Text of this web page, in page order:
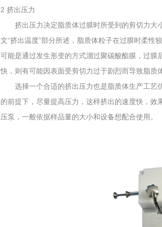
2 挤出压力
挤出压力决定脂质体过膜时所受到的剪切力
文“挤出温度”部分所述，脂质体粒子在过膜时柔
可能是通过发生形变的方式溜过聚碳酸酯膜，过
快，则有可能因表面受剪切力过于剧烈而导致脂质
选择一个合适的挤出压力也是脂质体生产工艺
的前提下，尽量提高压力，这样挤出的速度快，
压泵，一般依据样品量的大小和设备想配合使用。